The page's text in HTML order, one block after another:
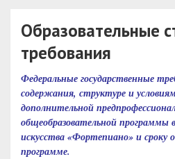
Образовательные
требования
Федеральные государственные
содержания, структуре и
дополнительной
общеобразовательной программы
искусства «Фортепиано» и сроку
программе.